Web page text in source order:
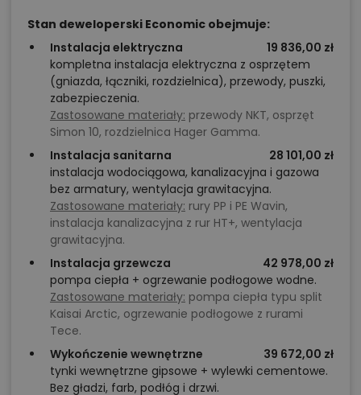
Stan deweloperski Economic obejmuje:
Instalacja elektryczna
19 836,00 zł
kompletna instalacja elektryczna z osprzętem
(gniazda, łączniki, rozdzielnica), przewody, puszki,
zabezpieczenia.
Zastosowane materiały: przewody NKT, osprzęt
Simon 10, rozdzielnica Hager Gamma.
Instalacja sanitarna
28 101,00 zł
instalacja wodociągowa, kanalizacyjna i gazowa
bez armatury, wentylacja grawitacyjna.
Zastosowane materiały: rury PP i PE Wavin,
instalacja kanalizacyjna z rur HT+, wentylacja
grawitacyjna.
Instalacja grzewcza
42 978,00 zł
pompa ciepła + ogrzewanie podłogowe wodne.
Zastosowane materiały: pompa ciepła typu split
Kaisai Arctic, ogrzewanie podłogowe z rurami
Tece.
Wykończenie wewnętrzne
39 672,00 zł
tynki wewnętrzne gipsowe + wylewki cementowe.
Bez gładzi, farb, podłóg i drzwi.